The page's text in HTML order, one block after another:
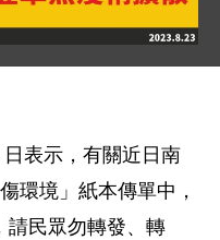
表示，有關近日南
環境」紙本傳單中，
請民眾勿轉發、轉